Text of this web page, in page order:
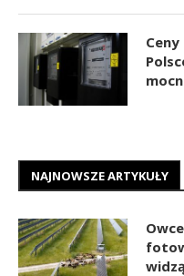
NAJNOWSZE ARTYKUŁY